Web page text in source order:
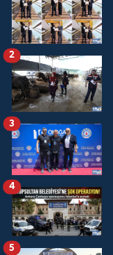
2
3
4
5